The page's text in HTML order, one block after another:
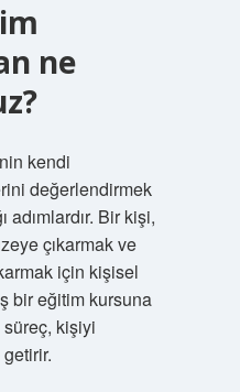
ne
kendi
değerlendirmek
adımlardır. Bir kişi,
çıkarmak ve
için kişisel
bir eğitim kursuna
süreç, kişiyi